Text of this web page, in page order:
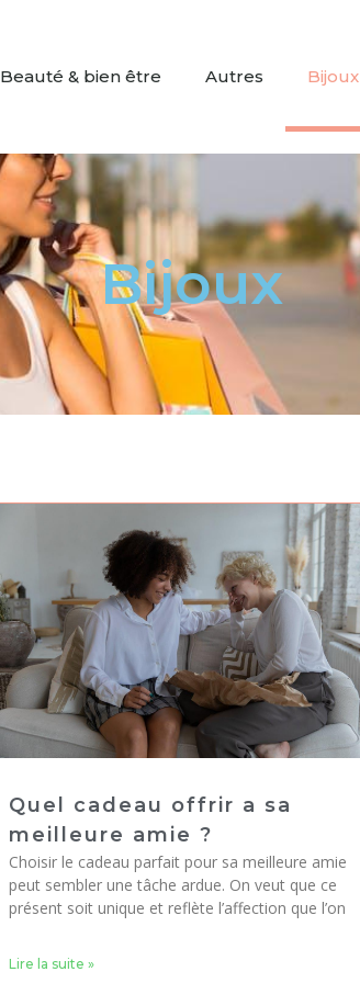
Beauté & bien être Autres Bijoux
Bijoux
Quel cadeau offrir a sa
meilleure amie ?
Choisir le cadeau parfait pour sa meilleure amie
peut sembler une tâche ardue. On veut que ce
présent soit unique et reflète l’affection que l’on
Lire la suite »